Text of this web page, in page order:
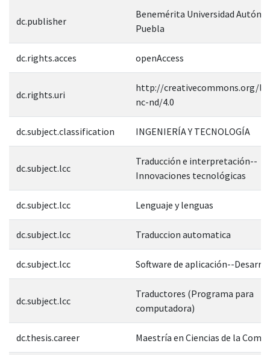
dc.publisher
Benemérita Universidad
Puebla
dc.rights.acces openAccess
dc.rights.uri
http://creativecommons.org/
nc-nd/4.0
dc.subject.classification INGENIERÍA Y TECNOLOGÍA
dc.subject.lcc
Traducción e interpretación--
Innovaciones tecnológicas
dc.subject.lcc Lenguaje y lenguas
dc.subject.lcc Traduccion automatica
dc.subject.lcc Software de aplicación--
dc.subject.lcc
Traductores (Programa para
computadora)
dc.thesis.career Maestría en Ciencias de la